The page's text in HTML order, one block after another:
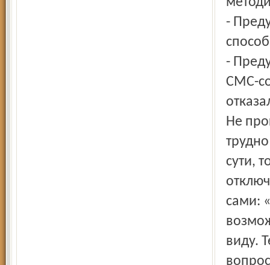
-
-
СМС-
Не
сути,
сами:
виду.